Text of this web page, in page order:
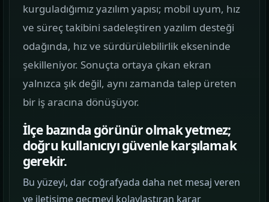
tek yerden görün.
Kurumsal Web Tasarım
E-ticaret Sitesi Tasarımı
SATIŞ VITRINI
Mobil Uygulama Kodlama
MOBIL ÜRÜN
SEO & Dijital Pazarlama
ARAMA GÖRÜNÜRLÜĞÜ
kurguladığımız yazılım yapısı; mobil uyum, hız
ve süreç takibini sadeleştiren yazılım desteği
odağında, hız ve sürdürülebilirlik ekseninde
şekilleniyor. Sonuçta ortaya çıkan ekran
yalnızca şık değil, aynı zamanda talep üreten
bir iş aracına dönüşüyor.
İlçe bazında görünür olmak yetmez;
doğru kullanıcıyı güvenle karşılamak
gerekir.
Bu yüzeyi, dar coğrafyada daha net mesaj veren
ve iletişime geçmeyi kolaylaştıran karar